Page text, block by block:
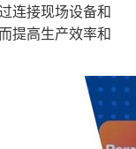
连接现场设备和
提高生产效率和